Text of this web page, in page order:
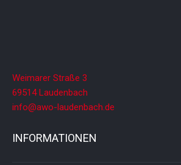
Weimarer Straße 3
69514 Laudenbach
info@awo-laudenbach.de
INFORMATIONEN